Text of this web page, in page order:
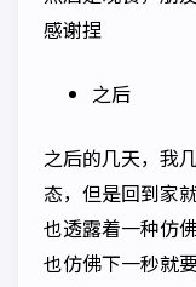
感谢捏
之后
之后的几天，我
态，但是回到家
也透露着一种仿
也仿佛下一秒就